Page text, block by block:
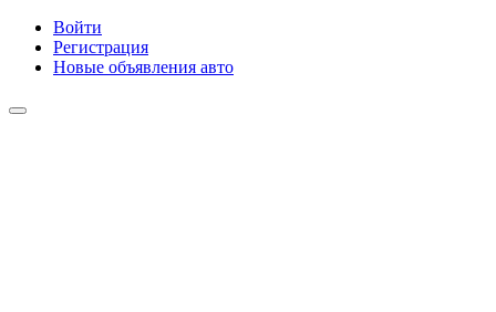
Войти
Регистрация
Новые объявления авто